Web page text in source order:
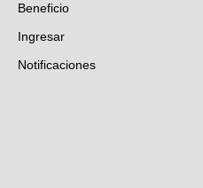
Fotogalerías
Deportes
Videos
Beneficio
Ingresar
Notificaciones